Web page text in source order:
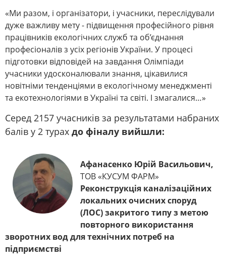
«Ми разом, і організатори, і учасники, переслідували
дуже важливу мету - підвищення професійного рівня
працівників екологічних служб та об’єднання
професіоналів з усіх регіонів України. У процесі
підготовки відповідей на завдання Олімпіади
учасники удосконалювали знання, цікавилися
новітніми тенденціями в екологічному менеджменті
та екотехнологіями в Україні та світі. І змагалися…»
Серед 2157 учасників за результатами набраних
балів у 2 турах до фіналу вийшли:
Афанасенко Юрій Васильович,
ТОВ «КУСУМ ФАРМ»
Реконструкція каналізаційних
локальних очисних споруд
(ЛОС) закритого типу з метою
повторного використання
зворотних вод для технічних потреб на
підприємстві